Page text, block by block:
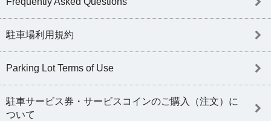
駐車場利用規約
Parking Lot Terms of Use
駐車サービス券・サービスコインのご購入（注文）に
ついて